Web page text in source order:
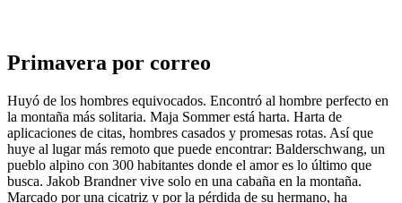
Primavera por correo
Huyó de los hombres equivocados. Encontró al hombre perfecto en
la montaña más solitaria. Maja Sommer está harta. Harta de
aplicaciones de citas, hombres casados y promesas rotas. Así que
huye al lugar más remoto que puede encontrar: Balderschwang, un
pueblo alpino con 300 habitantes donde el amor es lo último que
busca. Jakob Brandner vive solo en una cabaña en la montaña.
Marcado por una cicatriz y por la pérdida de su hermano, ha